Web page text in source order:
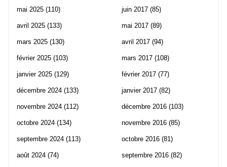
mai 2025 (110)
avril 2025 (133)
mars 2025 (130)
février 2025 (103)
janvier 2025 (129)
décembre 2024 (133)
novembre 2024 (112)
octobre 2024 (134)
septembre 2024 (113)
août 2024 (74)
juin 2017 (85)
mai 2017 (89)
avril 2017 (94)
mars 2017 (108)
février 2017 (77)
janvier 2017 (82)
décembre 2016 (103)
novembre 2016 (85)
octobre 2016 (81)
septembre 2016 (82)